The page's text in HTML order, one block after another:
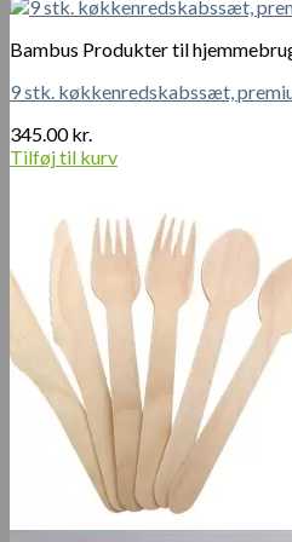
Bambus Produkter til
9 stk. køkkenredskabssæt,
345.00kr.
Tilføj til kurv